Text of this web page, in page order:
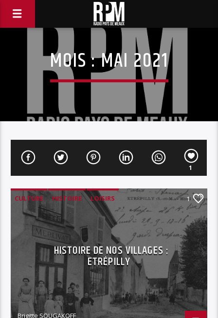
MOIS :MAI 2021
1
CULTURE HISTOIRE LOISIRS 1
HISTOIRE DE NOS VILLAGES :
ETRÉPILLY
Brigitte SOUGAKOFF